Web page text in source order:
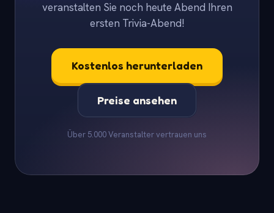
veranstalten Sie noch heute Abend Ihren
ersten Trivia-Abend!
Kostenlos herunterladen
Preise ansehen
Über 5.000 Veranstalter vertrauen uns